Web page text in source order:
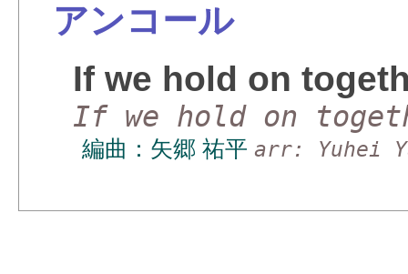
アンコール
If we hold on
If we hold on
編曲：矢郷 祐平 arr: Yuhei